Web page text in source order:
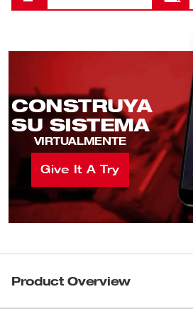
CONSTRUYA
SU SISTEMA
VIRTUALMENTE
Give It A Try
Product Overview